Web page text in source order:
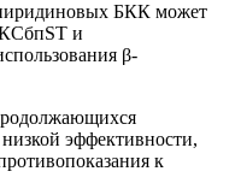
БКК может
и
β-
эффективнос­ти,
к